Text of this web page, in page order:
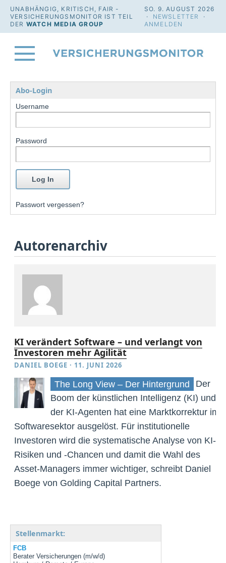
UNABHÄNGIG, KRITISCH, FAIR -
VERSICHERUNGSMONITOR IST TEIL
DER WATCH MEDIA GROUP
SO. 9. AUGUST 2026
· NEWSLETTER
·
ANMELDEN
Abo-Login
Username
Password
Passwort vergessen?
Autorenarchiv
KI verändert Software – und verlangt von
Investoren mehr Agilität
DANIEL BOEGE · 11. JUNI 2026
The Long View – Der Hintergrund
Der
Boom der künstlichen Intelligenz (KI) und
der KI-Agenten hat eine Marktkorrektur im
Softwaresektor ausgelöst. Für institutionelle
Investoren wird die systematische Analyse von KI-
Risiken und -Chancen und damit die Wahl des
Asset-Managers immer wichtiger, schreibt Daniel
Boege von Golding Capital Partners.
Stellenmarkt:
FCB
Berater Versicherungen (m/w/d)